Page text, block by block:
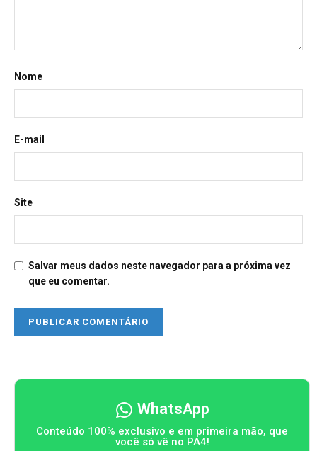
Nome
E-mail
Site
Salvar meus dados neste navegador para a próxima vez
que eu comentar.
WhatsApp
Conteúdo 100% exclusivo e em primeira mão, que
você só vê no PA4!